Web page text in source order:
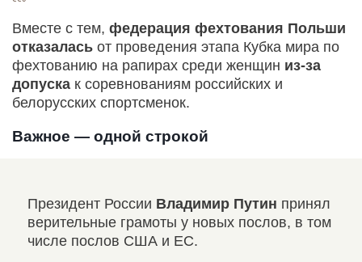
Вместе с тем, федерация фехтования Польши
отказалась от проведения этапа Кубка мира по
фехтованию на рапирах среди женщин из-за
допуска к соревнованиям российских и
белорусских спортсменок.
Важное — одной строкой
Президент России Владимир Путин принял
верительные грамоты у новых послов, в том
числе послов США и ЕС.